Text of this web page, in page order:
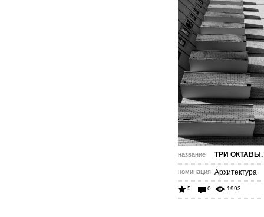
название ТРИ ОКТАВЫ.
номинация Архитектура
5 0 1993